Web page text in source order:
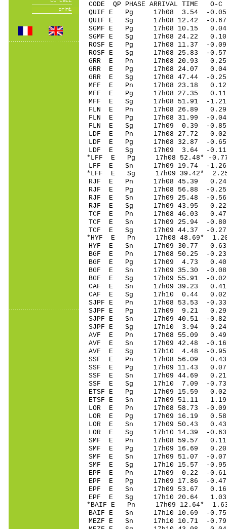
CODE QP PHASE ARRIVAL
QUIF E Pg 17h08
QUIF E Sg 17h08 12.42 -
SGMF E Pg 17h08
SGMF E Sg 17h08 24.22
ROSF E Pg 17h08
ROSF E Sg 17h08 25.83 -
GRR E Pn 17h08
GRR E Pg 17h08
GRR E Sg 17h08 47.44 -
MFF E Pn 17h08
MFF E Pg 17h08
MFF E Sg 17h08 51.91 -
FLN E Pn 17h08
FLN E Pg 17h08
FLN E Sg 17h09 0.39 -
LDF E Pn 17h08
LDF E Pg 17h08
LDF E Sg 17h09 3.64 -
*LFF E Pg 17h08
LFF E Sn 17h09
*LFF E Sg 17h09 39.42*
RJF E Pn 17h08
RJF E Pg 17h08
RJF E Sn 17h09
RJF E Sg 17h09
TCF E Pn 17h08
TCF E Sn 17h09
TCF E Sg 17h09 44.37 -
*HYF E Pn 17h08
HYF E Sn 17h09
BGF E Pn 17h08
BGF E Pg 17h09
BGF E Sn 17h09
BGF E Sg 17h09 55.91 -
CAF E Sn 17h09
CAF E Sg 17h10 0.44
SJPF E Pn 17h08
SJPF E Pg 17h09
SJPF E Sn 17h09 40.51
SJPF E Sg 17h10
AVF E Pn 17h08
AVF E Sn 17h09
AVF E Sg 17h10 4.48 -
SSF E Pn 17h08
SSF E Pg 17h09
SSF E Sn 17h09
SSF E Sg 17h10 7.09 -
ETSF E Pg 17h09
ETSF E Sn 17h09 51.11
LOR E Pn 17h08
LOR E Pg 17h09
LOR E Sn 17h09
LOR E Sg 17h10 14.39
SMF E Pn 17h08
SMF E Pg 17h09
SMF E Sn 17h09
SMF E Sg 17h10 15.57
EPF E Pn 17h09
EPF E Pg 17h09
EPF E Sn 17h09
EPF E Sg 17h10 20.64
*BAIF E Pn 17h09
BAIF E Sn 17h10 10.69
MEZF E Sn 17h10